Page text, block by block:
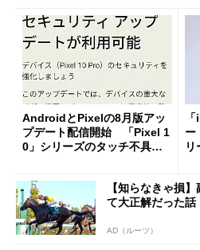
AndroidとPixelの8月版アッ
プデート配信開始 「Pixel 1
0」シリーズのタッチ不具合
ー
【知らなきゃ損
て大正解だった話
AD（ルーツ）